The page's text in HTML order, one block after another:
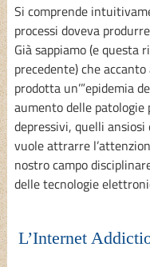
Si comprende
processi doveva
Già sappiamo (e questa
precedente) che
prodotta un’”epidemia
aumento delle
depressivi, quelli
vuole attrarre
nostro campo
delle tecnologie
L’Internet